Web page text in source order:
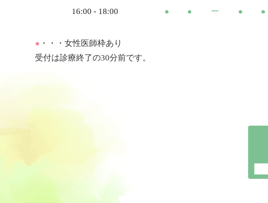
16:00 - 18:00 ● ● ー ● ●
● ・・・女性医師枠あり
受付は診療終了の30分前です。